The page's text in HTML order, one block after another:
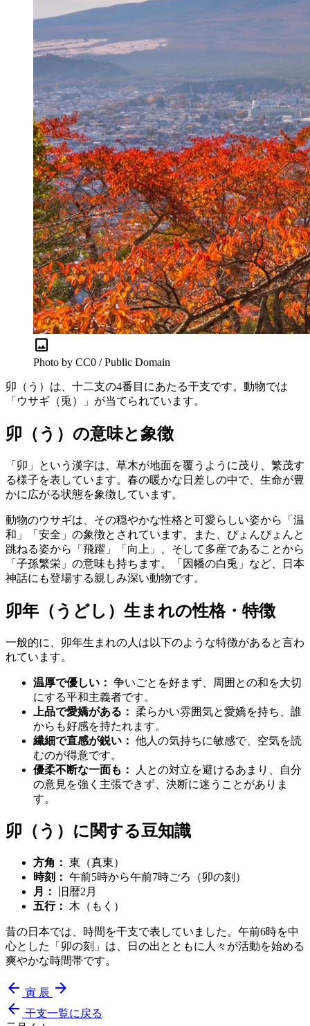
image
Photo by CC0 / Public Domain
卯（う）は、十二支の4番目にあたる干支です。動物では
「ウサギ（兎）」が当てられています。
卯（う）の意味と象徴
「卯」という漢字は、草木が地面を覆うように茂り、繁茂す
る様子を表しています。春の暖かな日差しの中で、生命が豊
かに広がる状態を象徴しています。
動物のウサギは、その穏やかな性格と可愛らしい姿から「温
和」「安全」の象徴とされています。また、ぴょんぴょんと
跳ねる姿から「飛躍」「向上」、そして多産であることから
「子孫繁栄」の意味も持ちます。「因幡の白兎」など、日本
神話にも登場する親しみ深い動物です。
卯年（うどし）生まれの性格・特徴
一般的に、卯年生まれの人は以下のような特徴があると言わ
れています。
温厚で優しい： 争いごとを好まず、周囲との和を大切
にする平和主義者です。
上品で愛嬌がある： 柔らかい雰囲気と愛嬌を持ち、誰
からも好感を持たれます。
繊細で直感が鋭い： 他人の気持ちに敏感で、空気を読
むのが得意です。
優柔不断な一面も：
人との対立を避けるあまり、自分
の意見を強く主張できず、決断に迷うことがありま
す。
卯（う）に関する豆知識
方角： 東（真東）
時刻： 午前5時から午前7時ごろ（卯の刻）
月：
旧暦2月
五行：
木（もく）
昔の日本では、時間を干支で表していました。午前6時を中
心とした「卯の刻」は、日の出とともに人々が活動を始める
爽やかな時間帯です。
arrow_back 寅 辰 arrow_forward
arrow_back 干支一覧に戻る